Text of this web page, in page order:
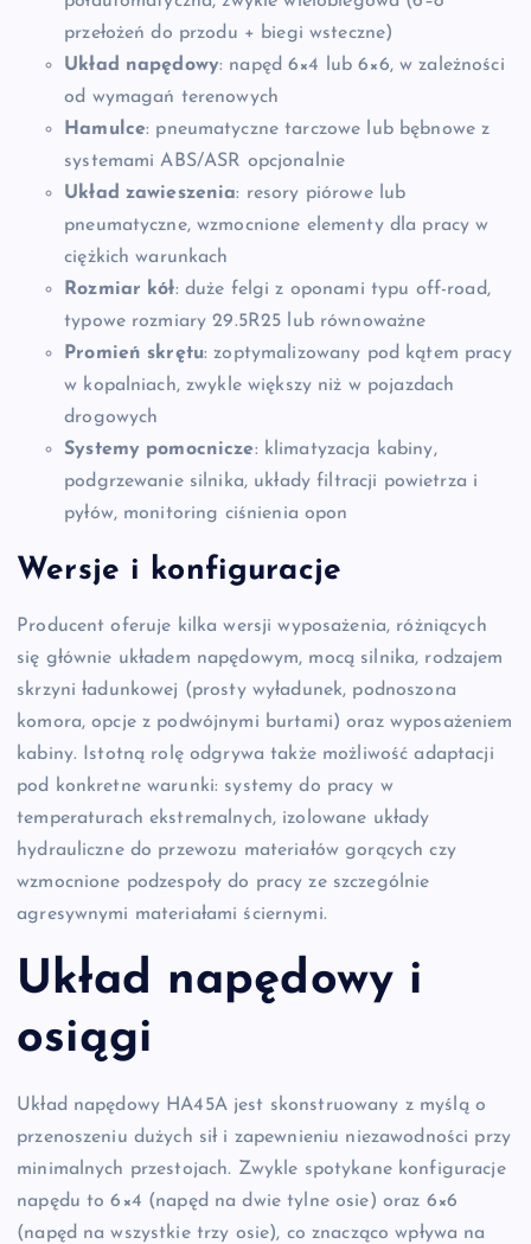
przełożeń do przodu + biegi wsteczne)
Układ napędowy: napęd 6×4 lub 6×6, w zależności
od wymagań terenowych
Hamulce: pneumatyczne tarczowe lub bębnowe z
systemami ABS/ASR opcjonalnie
Układ zawieszenia: resory piórowe lub
pneumatyczne, wzmocnione elementy dla pracy w
ciężkich warunkach
Rozmiar kół: duże felgi z oponami typu off-road,
typowe rozmiary 29.5R25 lub równoważne
Promień skrętu: zoptymalizowany pod kątem pracy
w kopalniach, zwykle większy niż w pojazdach
drogowych
Systemy pomocnicze: klimatyzacja kabiny,
podgrzewanie silnika, układy filtracji powietrza i
pyłów, monitoring ciśnienia opon
Wersje i konfiguracje
Producent oferuje kilka wersji wyposażenia, różniących
się głównie układem napędowym, mocą silnika, rodzajem
skrzyni ładunkowej (prosty wyładunek, podnoszona
komora, opcje z podwójnymi burtami) oraz wyposażeniem
kabiny. Istotną rolę odgrywa także możliwość adaptacji
pod konkretne warunki: systemy do pracy w
temperaturach ekstremalnych, izolowane układy
hydrauliczne do przewozu materiałów gorących czy
wzmocnione podzespoły do pracy ze szczególnie
agresywnymi materiałami ściernymi.
Układ napędowy i
osiągi
Układ napędowy HA45A jest skonstruowany z myślą o
przenoszeniu dużych sił i zapewnieniu niezawodności przy
minimalnych przestojach. Zwykle spotykane konfiguracje
napędu to 6×4 (napęd na dwie tylne osie) oraz 6×6
(napęd na wszystkie trzy osie), co znacząco wpływa na